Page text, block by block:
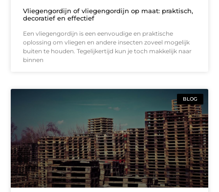
Vliegengordijn of vliegengordijn op maat: praktisch,
decoratief en effectief
Een vliegengordijn is een eenvoudige en praktische
oplossing om vliegen en andere insecten zoveel mogelijk
buiten te houden. Tegelijkertijd kun je toch makkelijk naar
binnen
BLOG